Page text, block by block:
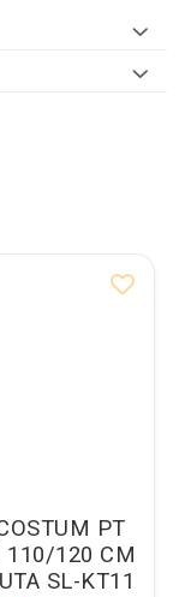
PT
110/120 CM
SL-KT11